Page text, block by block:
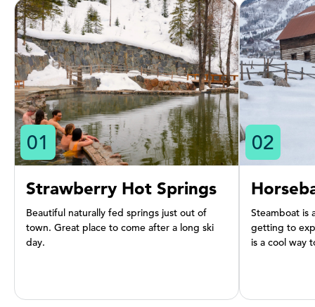
01
Strawberry Hot Springs
Beautiful naturally fed springs just out of
town. Great place to come after a long ski
day.
02
Steamboat is
getting to
is a cool way